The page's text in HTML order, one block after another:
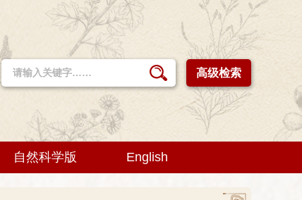
高级检索
自然科学版 English